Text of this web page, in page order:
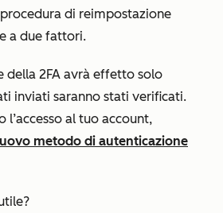
di reimpostazione
a due fattori.
della 2FA avrà effetto solo
inviati saranno stati verificati.
l’accesso al tuo account,
metodo di autenticazione